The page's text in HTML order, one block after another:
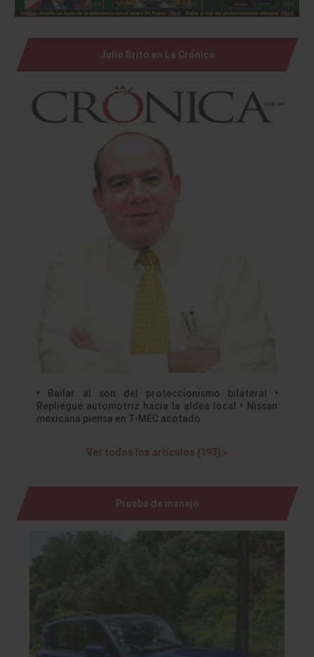
Julio Brito en La Crónica
• Bailar al son del proteccionismo bilateral •
Repliegue automotriz hacia la aldea local • Nissan
mexicana piensa en T-MEC acotado
Ver todos los artículos (193) »
Prueba de manejo